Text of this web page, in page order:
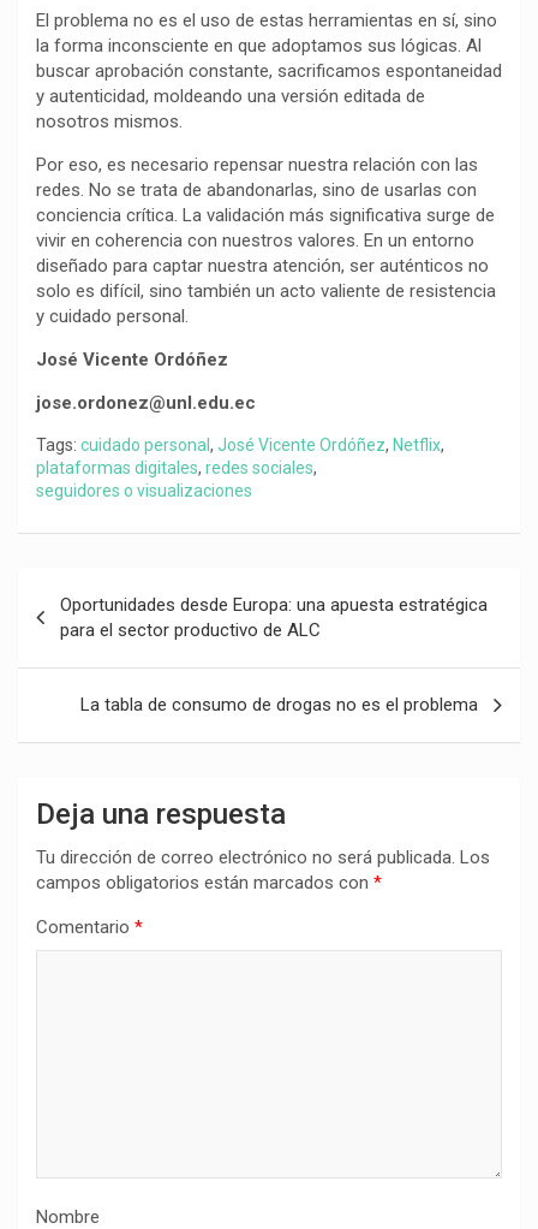
El problema no es el uso de estas herramientas en sí, sino
la forma inconsciente en que adoptamos sus lógicas. Al
buscar aprobación constante, sacrificamos espontaneidad
y autenticidad, moldeando una versión editada de
nosotros mismos.
Por eso, es necesario repensar nuestra relación con las
redes. No se trata de abandonarlas, sino de usarlas con
conciencia crítica. La validación más significativa surge de
vivir en coherencia con nuestros valores. En un entorno
diseñado para captar nuestra atención, ser auténticos no
solo es difícil, sino también un acto valiente de resistencia
y cuidado personal.
José Vicente Ordóñez
jose.ordonez@unl.edu.ec
Tags: cuidado personal , José Vicente Ordóñez, Netflix,
plataformas digitales, redes sociales,
seguidores o visualizaciones
de
entradas
Oportunidades desde Europa: una apuesta estratégica
para el sector productivo de ALC
La tabla de consumo de drogas no es el problema
Deja una respuesta
Tu dirección de correo electrónico no será publicada. Los
campos obligatorios están marcados con *
Comentario *
Nombre